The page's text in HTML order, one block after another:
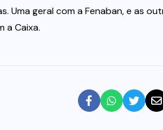
Uma geral com a Fenaban, e as
a Caixa.